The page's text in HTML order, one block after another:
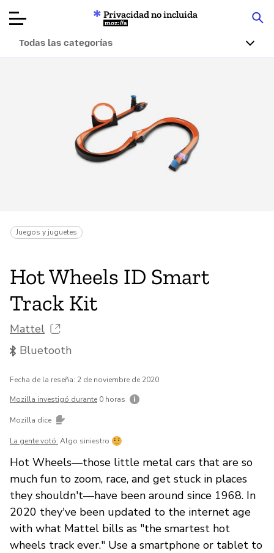
Artículos
Acerca de
Privacidad no incluida
Mozilla
Todas las categorías
Juegos y juguetes
Hot Wheels ID Smart
Track Kit
Mattel
Bluetooth
Fecha de la reseña: 2 de noviembre de 2020
Mozilla investigó durante 0 horas
Mozilla dice
La gente votó: Algo siniestro
Hot Wheels—those little metal cars that are so
much fun to zoom, race, and get stuck in places
they shouldn't—have been around since 1968. In
2020 they've been updated to the internet age
with what Mattel bills as "the smartest hot
wheels track ever." Use a smartphone or tablet to